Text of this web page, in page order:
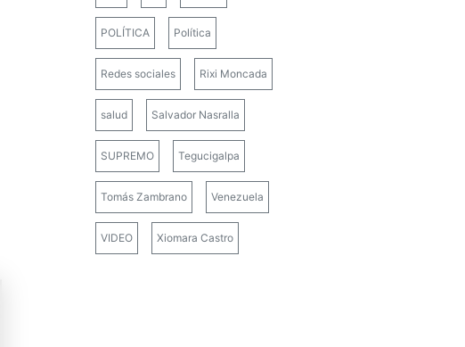
POLÍTICA Política
Redes sociales Rixi Moncada
salud Salvador Nasralla
SUPREMO Tegucigalpa
Tomás Zambrano Venezuela
VIDEO Xiomara Castro